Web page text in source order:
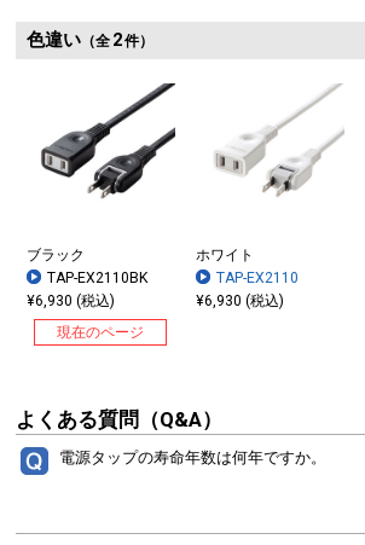
色違い（全 2件）
ブラック
TAP-EX2110BK
¥6,930 (税込)
現在のページ
ホワイト
TAP-EX2110
¥6,930 (税込)
よくある質問（Q&A）
電源タップの寿命年数は何年ですか。